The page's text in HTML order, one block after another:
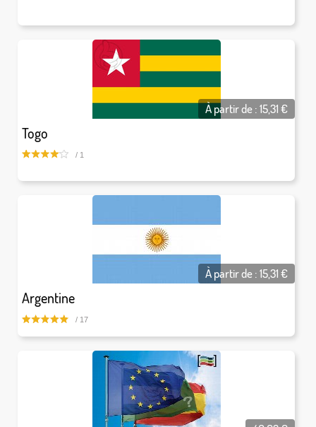
Togo
À partir de :15,31€
/ 1
Argentine
À partir de :15,31€
/ 17